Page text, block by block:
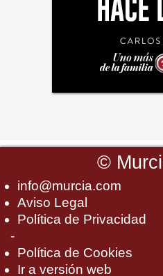
©
info@murcia.com
Aviso Legal
Política de Privacidad
-
Política de Cookies
Ir a versión web